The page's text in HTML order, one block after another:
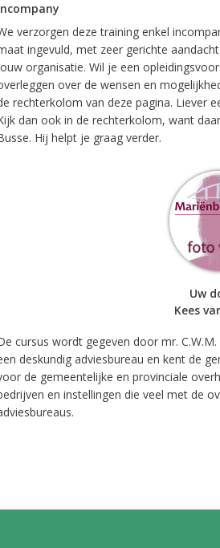
verzorgen deze training enkel
ingevuld, met zeer gerichte
organisatie. Wil je een
over de wensen en
rechterkolom van deze pagina. Liever
dan ook in de rechterkolom, want
Hij helpt je graag verder.
Uw
Kees
cursus wordt gegeven door mr.
deskundig adviesbureau en kent de
de gemeentelijke en provinciale
en instellingen die veel met de